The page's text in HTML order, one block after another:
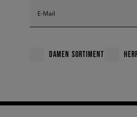
E-Mail
DAMEN SORTIMENT